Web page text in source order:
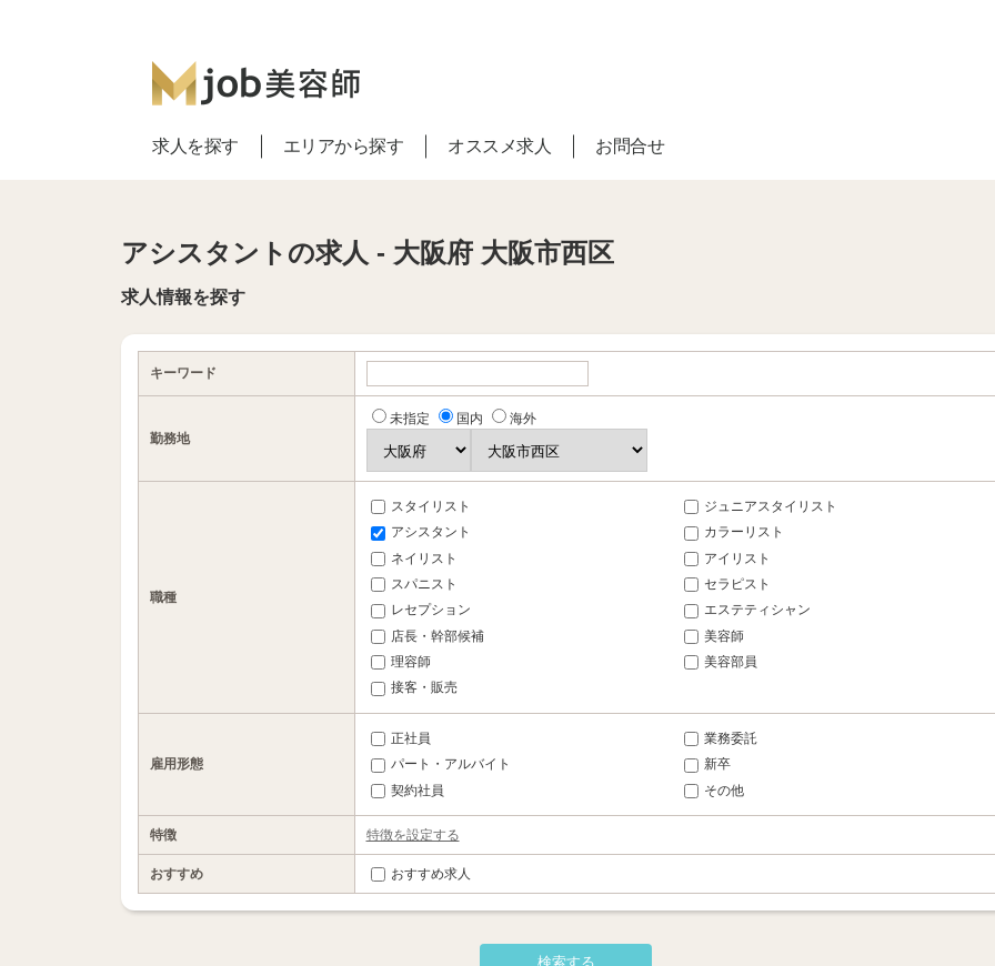
求人を探す エリアから探す オススメ求人 お問合せ
アシスタントの求人 - 大阪府 大阪市西区
求人情報を探す
キーワード
勤務地
未指定 国内 海外
職種
スタイリスト
ジュニアスタイリスト
アシスタント
カラーリスト
ネイリスト
アイリスト
スパニスト
セラピスト
レセプション
エステティシャン
店長・幹部候補
美容師
理容師
美容部員
接客・販売
雇用形態
正社員
業務委託
パート・アルバイト
新卒
契約社員
その他
特徴 特徴を設定する
おすすめ おすすめ求人